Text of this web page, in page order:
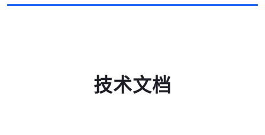
技术文档